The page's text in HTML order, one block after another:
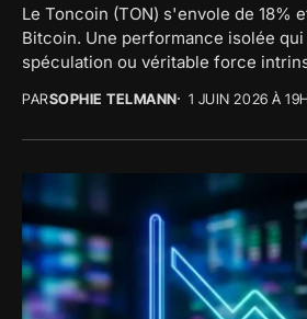
Le Toncoin (TON) s'envole de 18%
Bitcoin. Une performance isolée
spéculation ou véritable force
PARSOPHIE TELMANN 1 JUIN 2026 À